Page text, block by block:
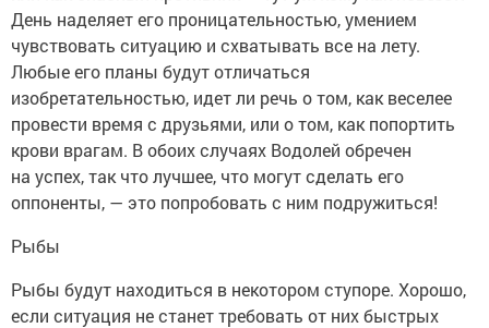
День наделяет его проницательностью, умением
чувствовать ситуацию и схватывать все на лету.
Любые его планы будут отличаться
изобретательностью, идет ли речь о том, как веселее
провести время с друзьями, или о том, как попортить
крови врагам. В обоих случаях Водолей обречен
на успех, так что лучшее, что могут сделать его
оппоненты, — это попробовать с ним подружиться!
Рыбы
Рыбы будут находиться в некотором ступоре. Хорошо,
если ситуация не станет требовать от них быстрых